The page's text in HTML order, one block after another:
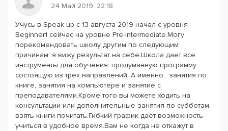
24 Май 2019, 22:18
Учусь в Speak up c 13 августа 2019 начал с уровня
Beginner1 сейчас на уровне Pre-intermediate.Могу
порекомендовать школу другим по следующим
причинам: я вижу результат на себе.Школа дает все
инструменты для обучения: продуманную программу
состоящую из трех направлений. А именно : занятия по
книге, занятия на компьютере и занятие с
преподавателями.Кроме того вы можете ходить на
консультации или дополнительные занятия по субботам,
взять книги почитать.Гибкий график дает возможность
учиться в удобное время.Вам не когда не откажут в